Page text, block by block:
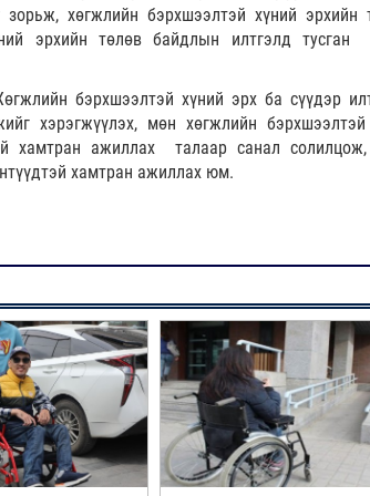
зорьж, хөгжлийн бэрхшээлтэй хүний эрхийн
эрхийн төлөв байдлын илтгэлд
бэрхшээлтэй хүний эрх ба сүүдэр
хэрэгжүүлэх, мөн хөгжлийн бэрхшээлтэй
хамтран ажиллах талаар санал солилцож,
хамтран ажиллах юм.